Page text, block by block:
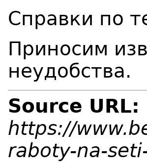
Справки по
Приносим
неудобства.
Source URL:
https://
raboty-na-